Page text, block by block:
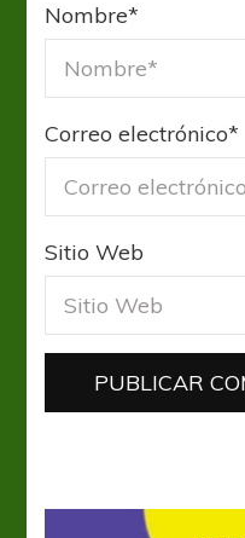
Nombre*
Correo electrónico*
Sitio Web